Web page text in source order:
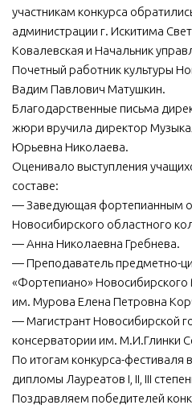
участникам конкурса
администрации г. Искитима
Ковалевская и Начальник
Почетный работник культуры
Вадим Павлович Матушкин.
Благодарственные письма
жюри вручила директор
Юрьевна Николаева.
Оценивало выступления
составе:
— Заведующая фортепианным
Новосибирского областного
— Анна Николаевна Гребнева.
— Преподаватель предметно-
«Фортепиано»
им. Мурова Елена Петровна
— Магистрант Новосибирской
консерватории им. М.И.Глинки
По итогам конкурса-фестиваля
дипломы Лауреатов I, II, III
Поздравляем победителей